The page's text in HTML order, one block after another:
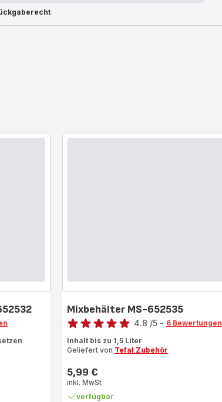
Mixbehälter MS-652535
Bewertung
4.8 /5 - 6 Bewertungen
Inhalt bis zu 1,5 Liter
Geliefert von Tefal Zubehör
Preis
5,99 €
inkl. MwSt
verfügbar